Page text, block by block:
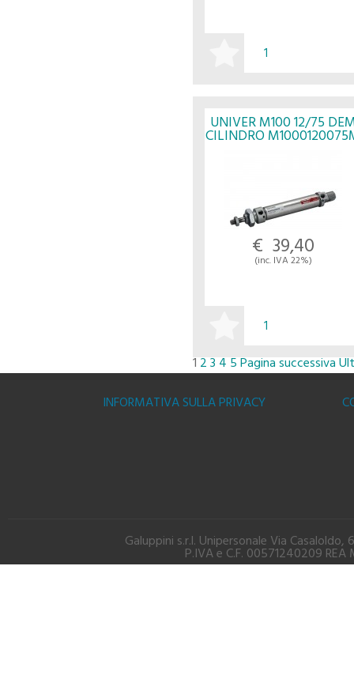
UNIVER M100 12/75
CILINDRO
€ 39,40
(inc. IVA 22%)
ACQUISTA
1 23 4 5Pagina successiva
INFORMATIVA SULLA PRIVACY
Galuppini s.r.l. Unipersonale Via
P.IVA e C.F. 00571240209